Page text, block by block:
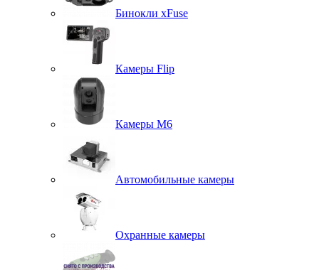
Бинокли xFuse
Камеры Flip
Камеры M6
Автомобильные камеры
Охранные камеры